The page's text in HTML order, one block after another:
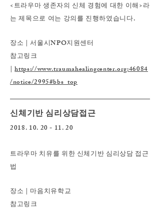
<트라우마 생존자의 신체 경험에 대한 이해>라
는 제목으로 여는 강의를 진행하였습니다.
장소 | 서울시NPO지원센터
참고링크
|https://www.traumahealingcenter.org:46084
/notice/2995#bbs_top
신체기반 심리상담접근
2018. 10. 20 - 11. 20
트라우마 치유를 위한 신체기반 심리상담 접근
법
장소 | 마음치유학교
참고링크